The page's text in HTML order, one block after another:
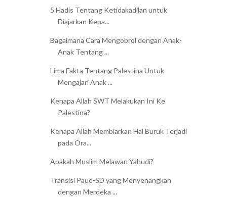
5 Hadis Tentang Ketidakadilan untuk
Diajarkan Kepa...
Bagaimana Cara Mengobrol dengan Anak-
Anak Tentang ...
Lima Fakta Tentang Palestina Untuk
Mengajari Anak ...
Kenapa Allah SWT Melakukan Ini Ke
Palestina?
Kenapa Allah Membiarkan Hal Buruk Terjadi
pada Ora...
Apakah Muslim Melawan Yahudi?
Transisi Paud-SD yang Menyenangkan
dengan Merdeka ...